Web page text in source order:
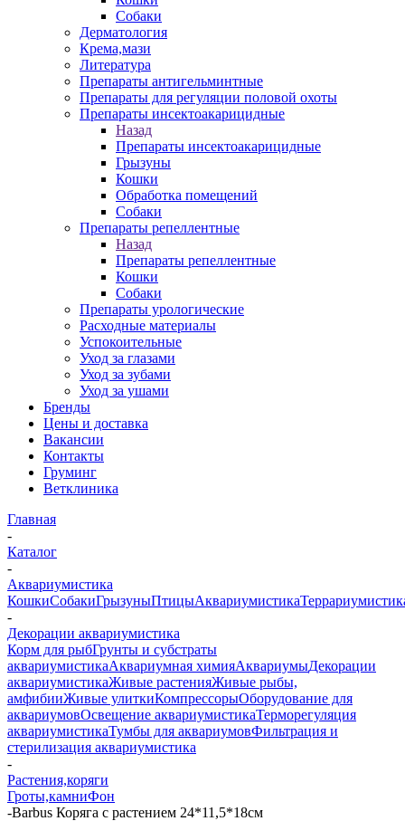
Собаки
Дерматология
Крема,мази
Литература
Препараты антигельминтные
Препараты для регуляции половой охоты
Препараты инсектоакарицидные
Назад
Препараты инсектоакарицидные
Грызуны
Кошки
Обработка помещений
Собаки
Препараты репеллентные
Назад
Препараты репеллентные
Кошки
Собаки
Препараты урологические
Расходные материалы
Успокоительные
Уход за глазами
Уход за зубами
Уход за ушами
Бренды
Цены и доставка
Вакансии
Контакты
Груминг
Ветклиника
Главная
-
Каталог
-
Аквариумистика
КошкиСобакиГрызуныПтицыАквариумистика
-
Декорации аквариумистика
Корм для рыбГрунты и субстраты
аквариумистикаАквариумная химияАквариумыДекорации
аквариумистикаЖивые растенияЖивые рыбы,
амфибииЖивые улиткиКомпрессорыОборудование для
аквариумовОсвещение аквариумистикаТерморегуляция
аквариумистикаТумбы для аквариумовФильтрация и
стерилизация аквариумистика
-
Растения,коряги
Гроты,камниФон
-Barbus Коряга с растением 24*11,5*18см